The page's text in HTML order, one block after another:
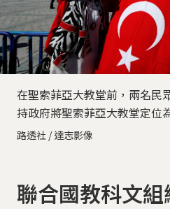
在聖索菲亞大教堂前，兩名民
持政府將聖索菲亞大教堂定位
路透社 / 達志影像
聯合國教科文